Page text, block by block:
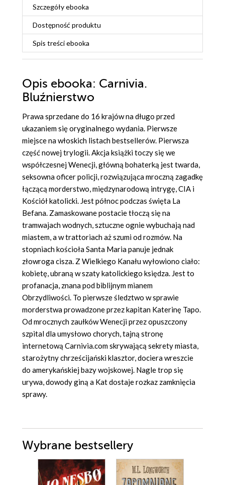
Szczegółyebooka
Dostępność produktu
Spis treściebooka
Opis ebooka: Carnivia.
Bluźnierstwo
Prawa sprzedane do 16 krajów na długo przed
ukazaniem się oryginalnego wydania. Pierwsze
miejsce na włoskich listach bestsellerów. Pierwsza
część nowej trylogii. Akcja książki toczy się we
współczesnej Wenecji, główną bohaterką jest twarda,
seksowna oficer policji, rozwiązująca mroczną zagadkę
łączącą morderstwo, międzynarodową intrygę, CIA i
Kościół katolicki. Jest północ podczas święta La
Befana. Zamaskowane postacie tłoczą się na
tramwajach wodnych, sztuczne ognie wybuchają nad
miastem, a w trattoriach aż szumi od rozmów. Na
stopniach kościoła Santa Maria panuje jednak
złowroga cisza. Z Wielkiego Kanału wyłowiono ciało:
kobietę, ubraną w szaty katolickiego księdza. Jest to
profanacja, znana pod biblijnym mianem
Obrzydliwości. To pierwsze śledztwo w sprawie
morderstwa prowadzone przez kapitan Katerinę Tapo.
Od mrocznych zaułków Wenecji przez opuszczony
szpital dla umysłowo chorych, tajną stronę
internetową Carnivia.com skrywającą sekrety miasta,
starożytny chrześcijański klasztor, dociera wreszcie
do amerykańskiej bazy wojskowej. Nagle trop się
urywa, dowody giną a Kat dostaje rozkaz zamknięcia
sprawy.
Wybrane bestsellery